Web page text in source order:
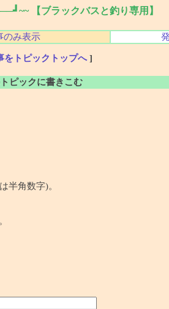
【ブラックバスと釣り専用】
のみ表示
をトピックトップへ]
ピックに書きこむ
半角数字)。